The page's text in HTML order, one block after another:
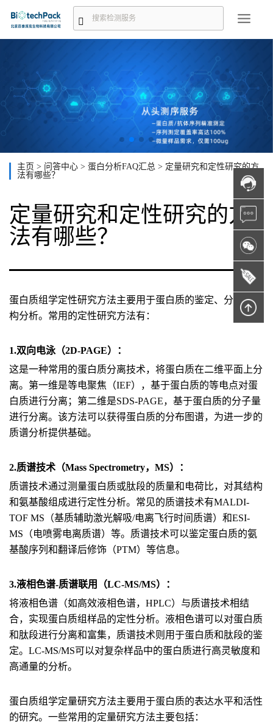
主页 > 问答中心 > 蛋白分析FAQ汇总 > 定量研究和定性研究的方
法有哪些？
定量研究和定性研究的方
法有哪些？
蛋白质组学定性研究方法主要用于蛋白质的鉴定、分类和结
构分析。常用的定性研究方法有：
1.双向电泳（2D-PAGE）：
这是一种常用的蛋白质分离技术，将蛋白质在二维平面上分
离。第一维是等电聚焦（IEF），基于蛋白质的等电点对蛋
白质进行分离；第二维是SDS-PAGE，基于蛋白质的分子量
进行分离。该方法可以获得蛋白质的分布图谱，为进一步的
质谱分析提供基础。
2.质谱技术（Mass Spectrometry，MS）：
质谱技术通过测量蛋白质或肽段的质量和电荷比，对其结构
和氨基酸组成进行定性分析。常见的质谱技术有MALDI-
TOF MS（基质辅助激光解吸/电离飞行时间质谱）和ESI-
MS（电喷雾电离质谱）等。质谱技术可以鉴定蛋白质的氨
基酸序列和翻译后修饰（PTM）等信息。
3.液相色谱-质谱联用（LC-MS/MS）：
将液相色谱（如高效液相色谱，HPLC）与质谱技术相结
合，实现蛋白质组样品的定性分析。液相色谱可以对蛋白质
和肽段进行分离和富集，质谱技术则用于蛋白质和肽段的鉴
定。LC-MS/MS可以对复杂样品中的蛋白质进行高灵敏度和
高通量的分析。
蛋白质组学定量研究方法主要用于蛋白质的表达水平和活性
的研究。一些常用的定量研究方法主要包括：